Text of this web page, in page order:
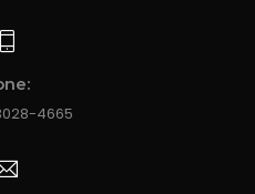
4665